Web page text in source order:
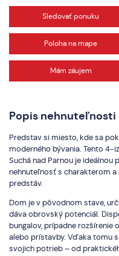
Sledovať ponuku
Poloha na mape
Mám záujem
Popis nehnuteľnosti
Predstav si miesto, kde sa
moderného bývania. Tento
Suchá nad Parnou je
nehnuteľnosť s charakterom
predstáv.
Dom je v pôvodnom stave,
dáva obrovský potenciál.
bungalov, prípadne
alebo prístavby. Vďaka tomu
svojich potrieb – od